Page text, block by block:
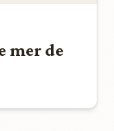
mer de